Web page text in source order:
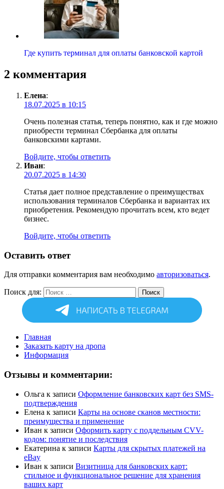
Где купить терминал для оплаты банковской картой
2 комментария
Елена:
18.07.2025 в 10:15
Очень полезная статья, теперь понятно, как и где можно
приобрести терминал Сбербанка для оплаты
банковскими картами.
Войдите, чтобы ответить
Иван:
20.07.2025 в 14:30
Статья дает полное представление о преимуществах
использования терминалов Сбербанка и вариантах их
приобретения. Рекомендую прочитать всем, кто ведет
бизнес.
Войдите, чтобы ответить
Оставить ответ
Для отправки комментария вам необходимо авторизоваться.
Поиск для: Поиск
Главная
Заказать карту на дропа
Информация
Отзывы и комментарии:
Ольга к записи Оформление банковских карт без SMS-
подтверждения
Елена к записи Карты на основе сканов местности:
преимущества и применение
Иван к записи Оформить карту с поддельным CVV-
кодом: понятие и последствия
Екатерина к записи Карты для скрытых платежей на
eBay
Иван к записи Визитница для банковских карт:
стильное и функциональное решение для хранения
ваших карт